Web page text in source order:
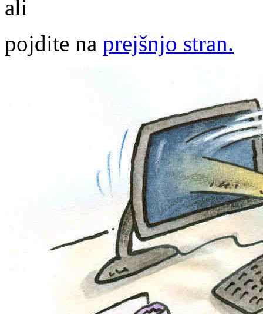
ali
pojdite na prejšnjo stran.